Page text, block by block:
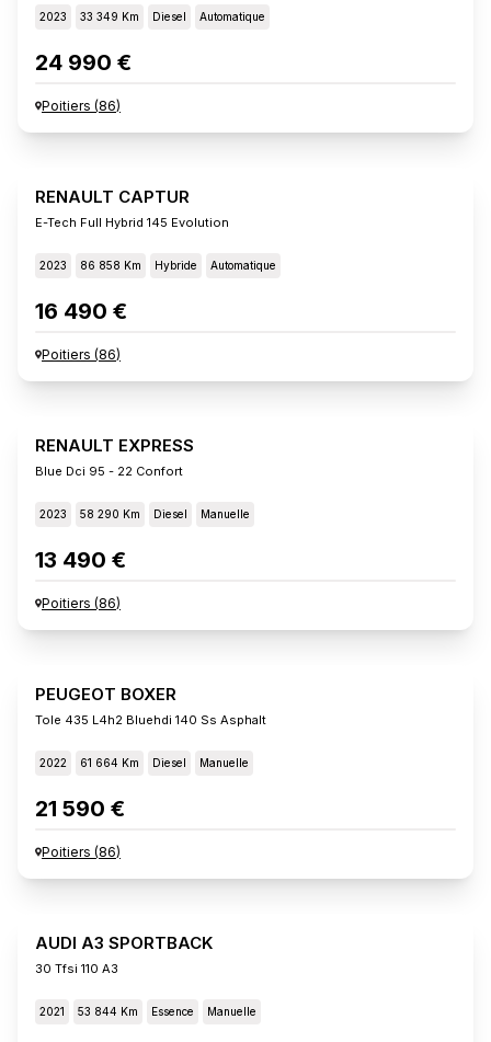
2023 33 349 Km Diesel Automatique
24 990 €
Poitiers (86)
RENAULT CAPTUR
E-Tech Full Hybrid 145 Evolution
2023 86 858 Km Hybride Automatique
16 490 €
Poitiers (86)
RENAULT EXPRESS
Blue Dci 95 - 22 Confort
2023 58 290 Km Diesel Manuelle
13 490 €
Poitiers (86)
PEUGEOT BOXER
Tole 435 L4h2 Bluehdi 140 Ss Asphalt
2022 61 664 Km Diesel Manuelle
21 590 €
Poitiers (86)
AUDI A3 SPORTBACK
30 Tfsi 110 A3
2021 53 844 Km Essence Manuelle